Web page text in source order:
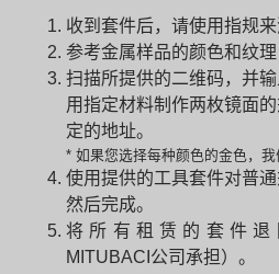
收到套件后，请使用指规来
参考金属样品的颜色和纹理
扫描所提供的二维码，并
用指定材料制作两枚镜面
定的地址。
* 如果您选择每种颜色的金色，我
使用提供的工具套件对普
然后完成。
将所有租赁的套件退
MITUBACI公司承担）。